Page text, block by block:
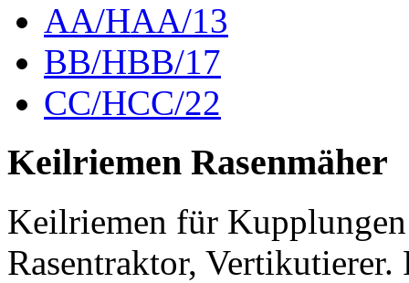
AA/HAA/13
BB/HBB/17
CC/HCC/22
Keilriemen Rasenmäher
Keilriemen für Kupplungen
Rasentraktor,